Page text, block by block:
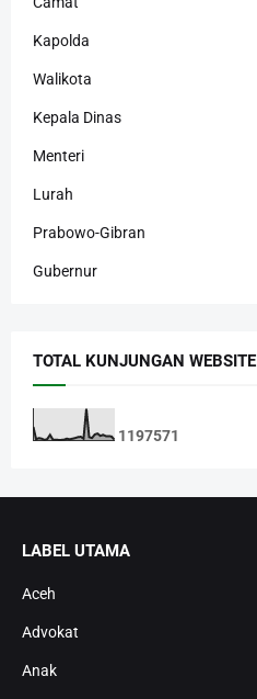
Kapolda
Walikota
Kepala Dinas
Menteri
Lurah
Prabowo-Gibran
Gubernur
TOTAL KUNJUNGAN WEBSITE
1197571
LABEL UTAMA
Aceh
Advokat
Anak